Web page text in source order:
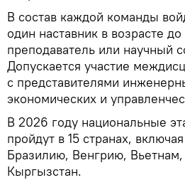
В состав каждой команды
один наставник в возрасте
преподаватель или научный
Допускается участие
с представителями
экономических и
В 2026 году национальные
пройдут в 15 странах,
Бразилию, Венгрию, Вьетнам,
Кыргызстан.